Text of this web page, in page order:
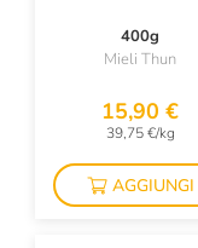
Podere Cittadella
Prima Colta
Produttori Del
400g
Mieli Thun
15,90 €
39,75 €/kg
AGGIUNGI